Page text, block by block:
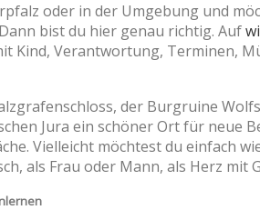
oder in der Umgebung und
bist du hier genau richtig. Auf
Kind, Verantwortung, Terminen,
der Burgruine
Jura ein schöner Ort für neue
Vielleicht möchtest du einfach
als Frau oder Mann, als Herz mit